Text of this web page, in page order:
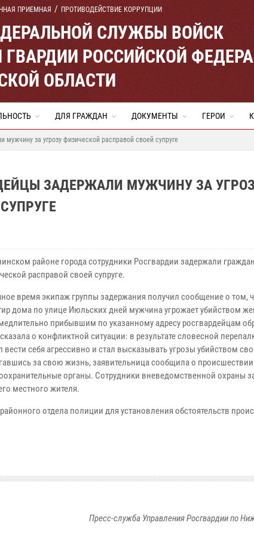
ПРИЕМНАЯ ПРОТИВОДЕЙСТВИЕ КОРРУПЦИИ
СЛУЖБЫ ВОЙСК
РОССИЙСКОЙ
ОБЛАСТИ
ДЛЯ ГРАЖДАН ДОКУМЕНТЫ ГЕРОИ
за угрозу физической расправой своей супруге
ЗАДЕРЖАЛИ МУЖЧИНУ ЗА
районе города сотрудники Росгвардии задержали
расправой своей супруге.
время экипаж группы задержания получил сообщение о том,
дома по улице Июльских дней мужчина угрожает убийством
прибывшим по указанному адресу росгвардейцам
о конфликтной ситуации: в результате словесной
вести себя агрессивно и стал высказывать угрозы убийством
за свою жизнь, заявительница сообщила о
органы. Сотрудники вневедомственной охраны
местного жителя.
отдела полиции для установления обстоятельств
Пресс-служба Управления Росгвардии по